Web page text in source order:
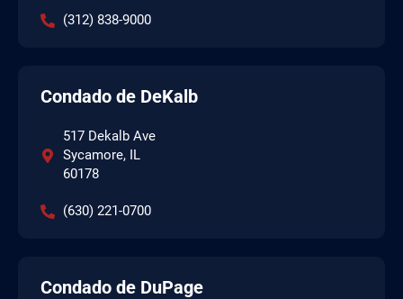
(312) 838-9000
Condado de DeKalb
517 Dekalb Ave
Sycamore, IL
60178
(630) 221-0700
Condado de DuPage